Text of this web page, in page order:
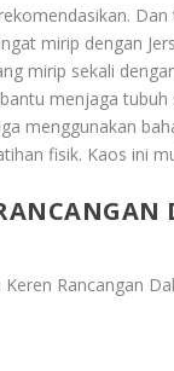
mirip dengan
mirip sekali
menjaga
menggunakan
fisik. Kaos ini
Keren Rancangan